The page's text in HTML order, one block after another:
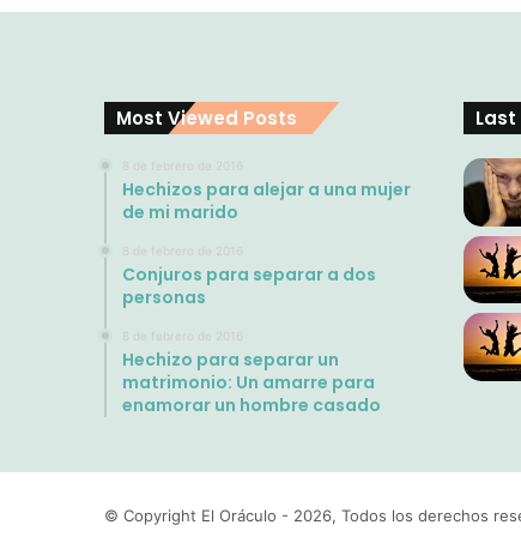
Most Viewed Posts
8 de febrero de 2016
Hechizos para alejar a una mujer
de mi marido
8 de febrero de 2016
Conjuros para separar a dos
personas
8 de febrero de 2016
Hechizo para separar un
matrimonio: Un amarre para
enamorar un hombre casado
© Copyright El Oráculo - 2026, Todos los derechos